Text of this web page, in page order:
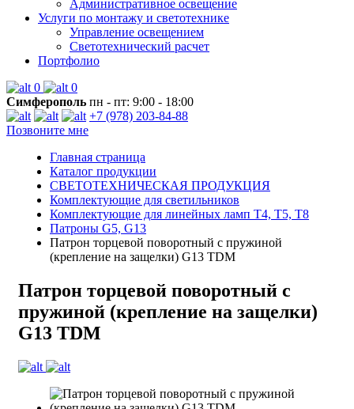
Административное освещение
Услуги по монтажу и светотехнике
Управление освещением
Светотехнический расчет
Портфолио
0
0
Симферополь пн - пт: 9:00 - 18:00
+7 (978) 203-84-88
Позвоните мне
Главная страница
Каталог продукции
СВЕТОТЕХНИЧЕСКАЯ ПРОДУКЦИЯ
Комплектующие для светильников
Комплектующие для линейных ламп T4, T5, T8
Патроны G5, G13
Патрон торцевой поворотный с пружиной
(крепление на защелки) G13 TDM
Патрон торцевой поворотный с
пружиной (крепление на защелки)
G13 TDM